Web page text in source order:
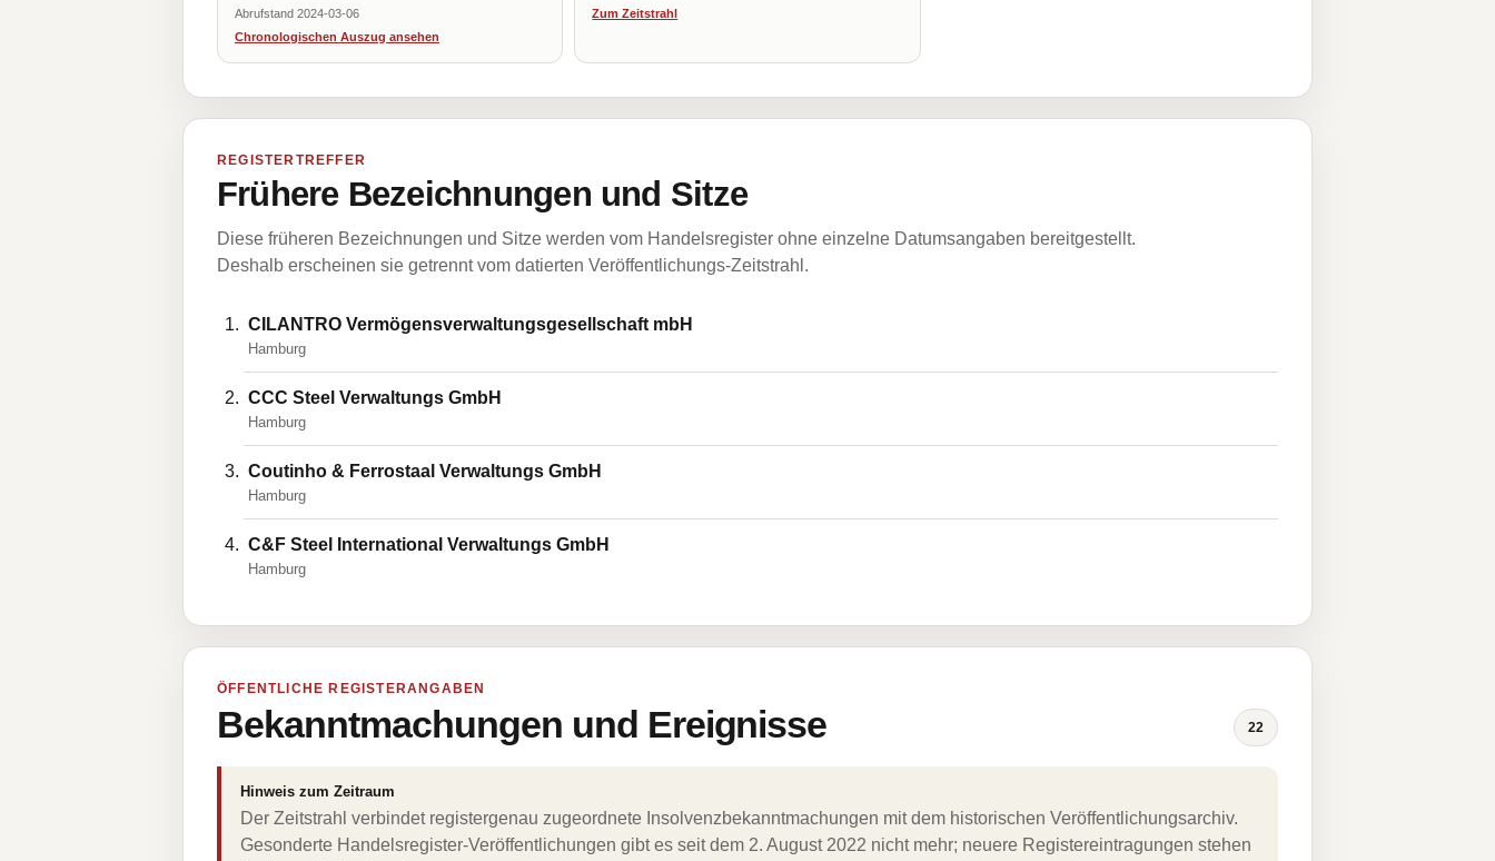
Abrufstand 2024-03-06
Chronologischen Auszug ansehen
Zum Zeitstrahl
REGISTERTREFFER
Frühere Bezeichnungen und Sitze
Diese früheren Bezeichnungen und Sitze werden vom Handelsregister ohne einzelne Datumsangaben bereitgestellt.
Deshalb erscheinen sie getrennt vom datierten Veröffentlichungs-Zeitstrahl.
CILANTRO Vermögensverwaltungsgesellschaft mbH
Hamburg
CCC Steel Verwaltungs GmbH
Hamburg
Coutinho & Ferrostaal Verwaltungs GmbH
Hamburg
C&F Steel International Verwaltungs GmbH
Hamburg
ÖFFENTLICHE REGISTERANGABEN
Bekanntmachungen und Ereignisse 22
Hinweis zum Zeitraum
Der Zeitstrahl verbindet registergenau zugeordnete Insolvenzbekanntmachungen mit dem historischen Veröffentlichungsarchiv.
Gesonderte Handelsregister-Veröffentlichungen gibt es seit dem 2. August 2022 nicht mehr; neuere Registereintragungen stehen